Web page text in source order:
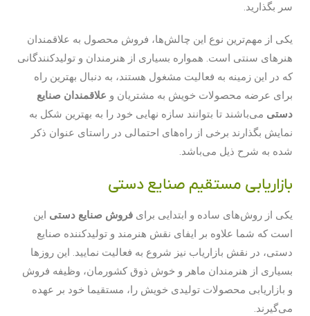
سر بگذارید.
یکی از مهم‌ترین نوع این چالش‌‌ها، فروش محصول به علاقمندان
هنرهای سنتی است. همواره بسیاری از هنرمندان و تولیدکنندگانی
که در این زمینه به فعالیت مشغول هستند، به دنبال بهترین راه
برای عرضه محصولات خویش به مشتریان و علاقمندان صنایع
دستی می‌باشند تا بتوانند سازه نهایی خود را به بهترین شکل به
نمایش بگذارند برخی از راه‌های احتمالی در راستای عنوان ذکر
شده به شرح ذیل می‌باشد.
بازاریابی مستقیم صنایع دستی
یکی از روش‌های ساده و ابتدایی برای فروش صنایع دستی این
است که شما علاوه بر ایفای نقش هنرمند و تولیدکننده صنایع
دستی، در نقش بازاریاب نیز شروع به فعالیت نمایید. این روزها
بسیاری از هنرمندان ماهر و خوش ذوق کشورمان، وظیفه فروش
و بازاریابی محصولات تولیدی خویش را، مستقیما خود بر عهده
می‌گیرند.